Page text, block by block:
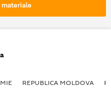
REPUBLICA MOLDOVA